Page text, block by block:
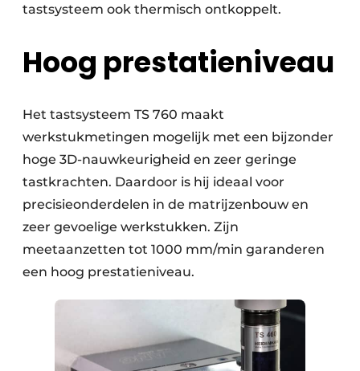
tastsysteem ook thermisch ontkoppelt.
Hoog prestatieniveau
Het tastsysteem TS 760 maakt
werkstukmetingen mogelijk met een bijzonder
hoge 3D-nauwkeurigheid en zeer geringe
tastkrachten. Daardoor is hij ideaal voor
precisieonderdelen in de matrijzenbouw en
zeer gevoelige werkstukken. Zijn
meetaanzetten tot 1000 mm/min garanderen
een hoog prestatieniveau.